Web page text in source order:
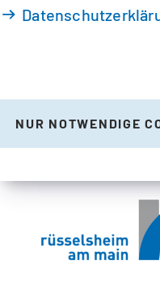
NUR NOTWENDIGE